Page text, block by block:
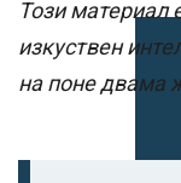
Този материал
изкуствен
на поне двама